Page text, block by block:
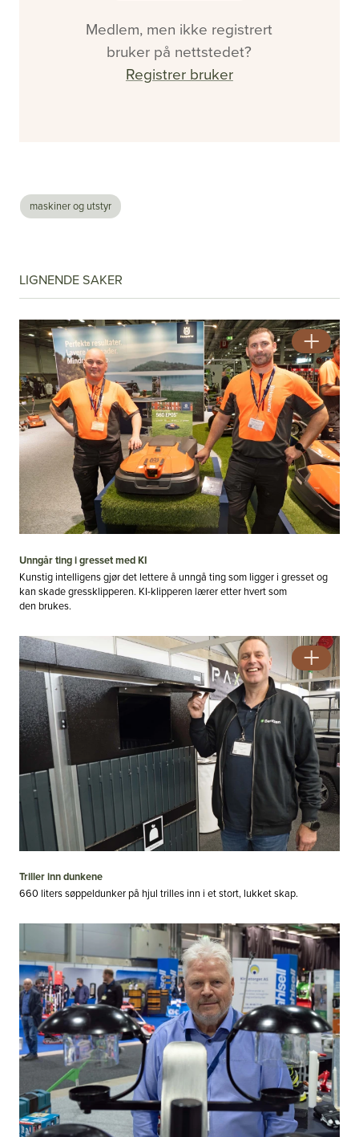
#2 - 2026 - Årgang 57
Nå vet de hvor det er farlig
Se alle utgaver
Medlem, men ikke registrert
bruker på nettstedet?
Registrer bruker
maskiner og utstyr
LIGNENDE SAKER
Unngår ting i gresset med KI
Kunstig intelligens gjør det lettere å unngå ting som ligger i gresset og
kan skade gressklipperen. KI-klipperen lærer etter hvert som
den brukes.
Triller inn dunkene
660 liters søppeldunker på hjul trilles inn i et stort, lukket skap.